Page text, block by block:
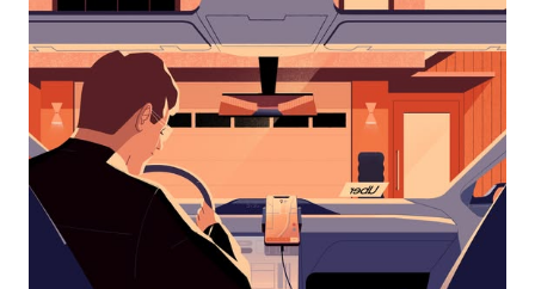
календарю
выбрать
дату.
Чтобы
закрыть
календарь,
нажмите
Esc.